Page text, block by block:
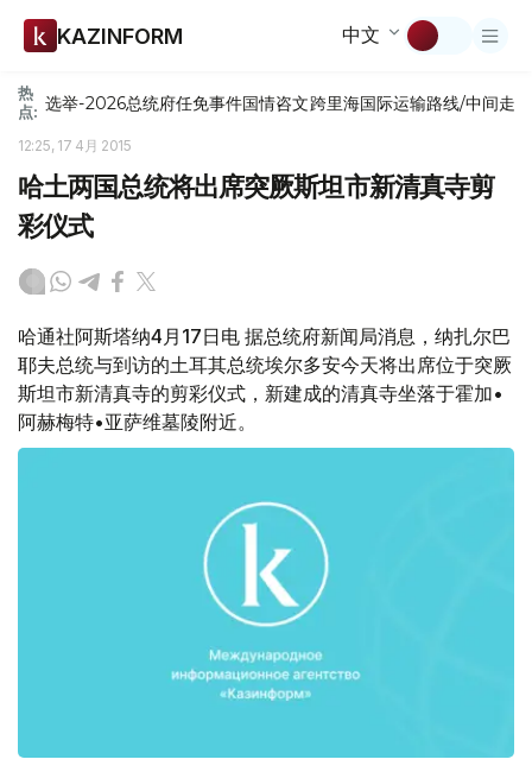
KAZINFORM 中文
热
点: 选举-2026总统府任免事件国情咨文跨里海国际运输路线/中间走廊
12:25, 17 4月 2015
哈土两国总统将出席突厥斯坦市新清真寺剪
彩仪式
哈通社阿斯塔纳4月17日电 据总统府新闻局消息，纳扎尔巴
耶夫总统与到访的土耳其总统埃尔多安今天将出席位于突厥
斯坦市新清真寺的剪彩仪式，新建成的清真寺坐落于霍加•
阿赫梅特•亚萨维墓陵附近。